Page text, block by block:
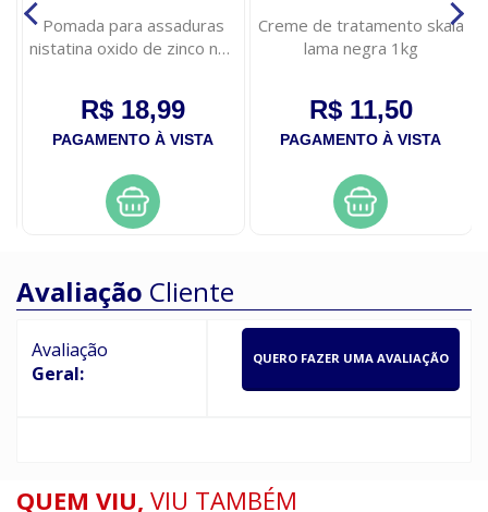
Pomada para assaduras
nistatina oxido de zinco neo
R$ 18,99
PAGAMENTO À VISTA
Creme de tratamento skala
lama negra 1kg
R$ 11,50
PAGAMENTO À VISTA
Avaliação Cliente
Avaliação
Geral:
QUERO FAZER UMA AVALIAÇÃO
QUEM VIU, VIU TAMBÉM